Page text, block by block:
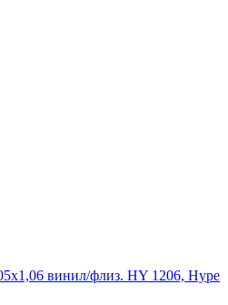
винил/флиз. HY 1206, Hype